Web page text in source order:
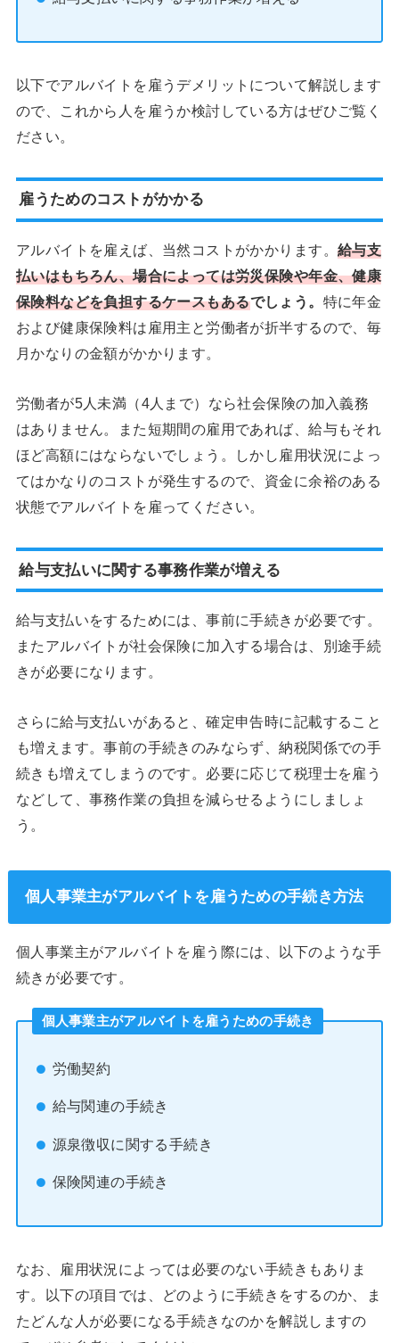
以下でアルバイトを雇うデメリットについて解説します
ので、これから人を雇うか検討している方はぜひご覧く
ださい。
雇うためのコストがかかる
アルバイトを雇えば、当然コストがかかります。 給与支
払いはもちろん、場合によっては労災保険や年金、健康
保険料などを負担するケースもあるでしょう。 特に年金
および健康保険料は雇用主と労働者が折半するので、毎
月かなりの金額がかかります。
労働者が5人未満（4人まで）なら社会保険の加入義務
はありません。また短期間の雇用であれば、給与もそれ
ほど高額にはならないでしょう。しかし雇用状況によっ
てはかなりのコストが発生するので、資金に余裕のある
状態でアルバイトを雇ってください。
給与支払いに関する事務作業が増える
給与支払いをするためには、事前に手続きが必要です。
またアルバイトが社会保険に加入する場合は、別途手続
きが必要になります。
さらに給与支払いがあると、確定申告時に記載すること
も増えます。事前の手続きのみならず、納税関係での手
続きも増えてしまうのです。必要に応じて税理士を雇う
などして、事務作業の負担を減らせるようにしましょ
う。
個人事業主がアルバイトを雇うための手続き方法
個人事業主がアルバイトを雇う際には、以下のような手
続きが必要です。
個人事業主がアルバイトを雇うための手続き
労働契約
給与関連の手続き
源泉徴収に関する手続き
保険関連の手続き
なお、雇用状況によっては必要のない手続きもありま
す。以下の項目では、どのように手続きをするのか、ま
たどんな人が必要になる手続きなのかを解説しますの